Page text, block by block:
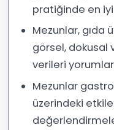
pratiğinde en
Mezunlar, gıda
görsel, dokusal
verileri
Mezunlar
üzerindeki